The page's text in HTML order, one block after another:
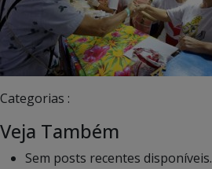
Categorias :
Veja Também
Sem posts recentes disponíveis.